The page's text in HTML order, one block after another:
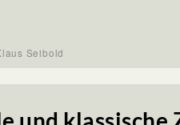
Seibold